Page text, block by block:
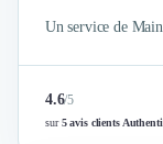
Un service de
4.6/5
sur5 avis clients